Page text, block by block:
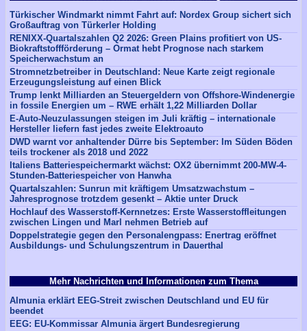
Mehr Nachrichten und Informationen zum Thema
Almunia erklärt EEG-Streit zwischen Deutschland und EU für
beendet
EEG: EU-Kommissar Almunia ärgert Bundesregierung
Türkischer Windmarkt nimmt Fahrt auf: Nordex Group sichert sich
Großauftrag von Türkerler Holding
RENIXX-Quartalszahlen Q2 2026: Green Plains profitiert von US-
Biokraftstoffförderung – Ormat hebt Prognose nach starkem
Speicherwachstum an
Stromnetzbetreiber in Deutschland: Neue Karte zeigt regionale
Erzeugungsleistung auf einen Blick
Trump lenkt Milliarden an Steuergeldern von Offshore-Windenergie
in fossile Energien um – RWE erhält 1,22 Milliarden Dollar
E-Auto-Neuzulassungen steigen im Juli kräftig – internationale
Hersteller liefern fast jedes zweite Elektroauto
DWD warnt vor anhaltender Dürre bis September: Im Süden Böden
teils trockener als 2018 und 2022
Italiens Batteriespeichermarkt wächst: OX2 übernimmt 200-MW-4-
Stunden-Batteriespeicher von Hanwha
Quartalszahlen: Sunrun mit kräftigem Umsatzwachstum –
Jahresprognose trotzdem gesenkt – Aktie unter Druck
Hochlauf des Wasserstoff-Kernnetzes: Erste Wasserstoffleitungen
zwischen Lingen und Marl nehmen Betrieb auf
Doppelstrategie gegen den Personalengpass: Enertrag eröffnet
Ausbildungs- und Schulungszentrum in Dauerthal